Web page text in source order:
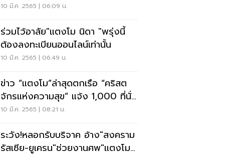
บนศีรษะ
10 มี.ค. 2565 | 06:09 น.
ร่วมไว้อาลัย"แตงโม นิดา "พรุ่งนี้
ต้องลงทะเบียนออนไลน์เท่านั้น
10 มี.ค. 2565 | 06:49 น.
ข่าว “แตงโม”ล่าสุดตกเรือ “คริสต
จักรแห่งความสุข” แจ้ง 1,000 ที่นั่ง
เต็มแล้ว
10 มี.ค. 2565 | 08:21 น.
ระวัง!หลอกรับบริจาค อ้าง"สงคราม
รัสเซีย-ยูเครน"ช่วยงานศพ"แตงโม